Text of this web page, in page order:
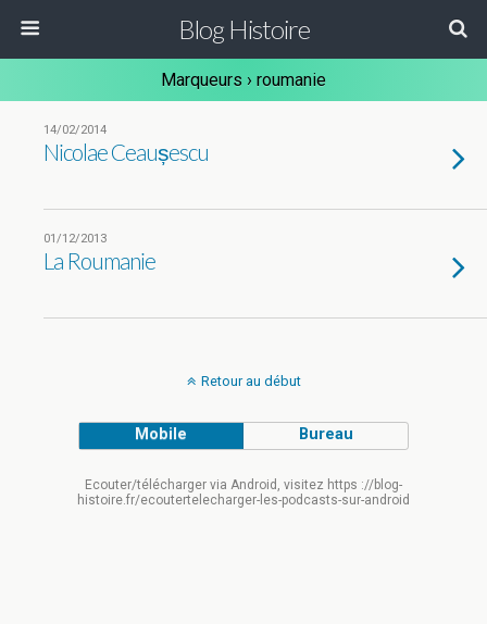
Blog Histoire
Marqueurs › roumanie
14/02/2014
Nicolae Ceaușescu
01/12/2013
La Roumanie
Retour au début
Mobile Bureau
Ecouter/télécharger via Android, visitez https ://blog-
histoire.fr/ecoutertelecharger-les-podcasts-sur-android